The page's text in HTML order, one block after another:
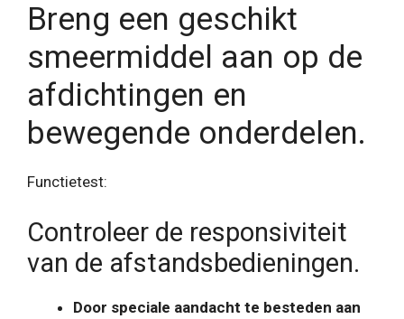
Breng een geschikt
smeermiddel aan op de
afdichtingen en
bewegende onderdelen.
Functietest:
Controleer de responsiviteit
van de afstandsbedieningen.
Door speciale aandacht te besteden aan